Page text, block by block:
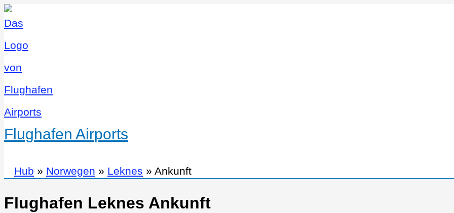
Flughafen Airports
Hub » Norwegen » Leknes » Ankunft
Flughafen Leknes Ankunft